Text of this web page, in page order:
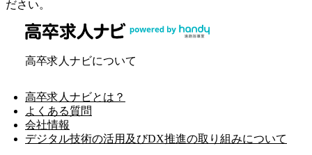
ださい。
高卒求人ナビについて
高卒求人ナビとは？
よくある質問
会社情報
デジタル技術の活用及びDX推進の取り組みについて